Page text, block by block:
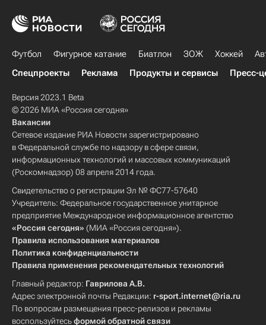
Футбол Фигурное катание Биатлон ЗОЖ Хоккей
Спецпроекты
Реклама Продукты и сервисы Пресс-
Версия 2023.1 Beta
© 2026 МИА «Россия сегодня»
Вакансии
Сетевое издание РИА Новости зарегистрировано
в Федеральной службе по надзору в сфере связи,
информационных технологий и массовых коммуникаций
(Роскомнадзор) 08 апреля 2014 года.
Свидетельство о регистрации Эл № ФС77-57640
Учредитель: Федеральное государственное унитарное
предприятие Международное информационное агентство
«Россия сегодня» (МИА «Россия сегодня»).
Правила использования материалов
Политика конфиденциальности
Правила применения рекомендательных технологий
Главный редактор: Гаврилова А.В.
Адрес электронной почты Редакции: r-sport.internet@ria.ru
По вопросам размещения пресс-релизов и рекламы
воспользуйтесьформой обратной связи